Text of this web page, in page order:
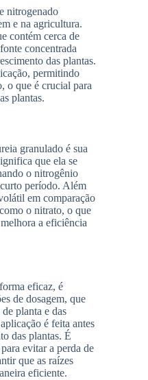
nitrogenado
e na agricultura.
contém cerca de
concentrada
das plantas.
permitindo
o que é crucial para
plantas.
granulado é sua
que ela se
o nitrogênio
período. Além
em comparação
o nitrato, o que
a eficiência
eficaz, é
de dosagem, que
planta e das
é feita antes
das plantas. É
evitar a perda de
que as raízes
eficiente.